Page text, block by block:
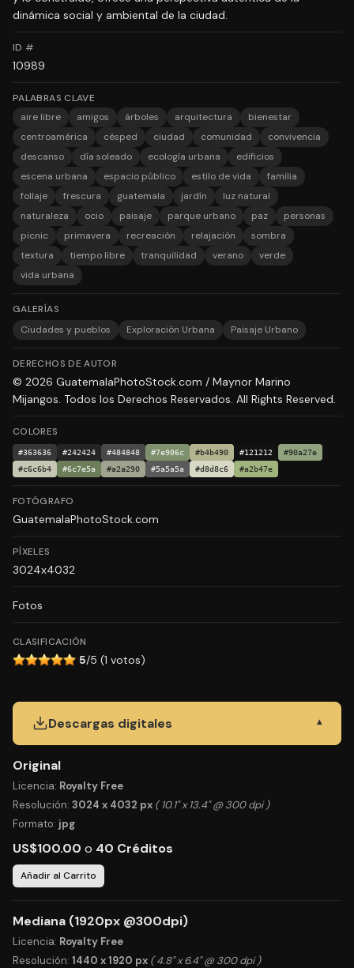
dinámica social y ambiental de la ciudad.
ID #
10989
PALABRAS CLAVE
aire libre
amigos árboles arquitectura
bienestar
centroamérica
césped ciudad comunidad
convivencia
descanso
día soleado ecología urbana
edificios
escena urbana
espacio público estilo de vida
familia
follaje
frescura guatemala jardín
luz natural
naturaleza
ocio paisaje parque urbano paz
personas
picnic
primavera recreación relajación
sombra
textura
tiempo libre tranquilidad verano
verde
vida urbana
GALERÍAS
Ciudades y pueblos
Exploración Urbana Paisaje Urbano
DERECHOS DE AUTOR
© 2026 GuatemalaPhotoStock.com / Maynor Marino
Mijangos. Todos los Derechos Reservados. All Rights Reserved.
COLORES
#363636 #242424 #484848 #7e906c #b4b490 #121212
#90a27e
#c6c6b4
#6c7e5a #a2a290 #5a5a5a #d8d8c6 #a2b47e
FOTÓGRAFO
GuatemalaPhotoStock.com
PÍXELES
3024x4032
Fotos
CLASIFICACIÓN
5/5 (1 votos)
Descargas digitales ▾
Original
Licencia: Royalty Free
Resolución: 3024 x 4032 px ( 10.1" x 13.4" @ 300 dpi )
Formato: jpg
US$100.00 o 40 Créditos
Añadir al Carrito
Mediana (1920px @300dpi)
Licencia: Royalty Free
Resolución: 1440 x 1920 px ( 4.8" x 6.4" @ 300 dpi )